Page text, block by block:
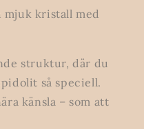
mjuk kristall med
struktur, där du
så speciell.
känsla – som att